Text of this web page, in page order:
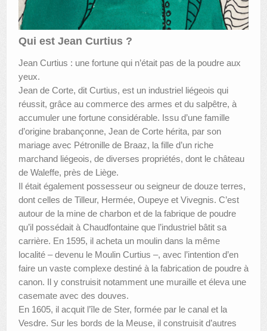
Qui est Jean Curtius ?
Jean Curtius : une fortune qui n’était pas de la poudre aux
yeux.
Jean de Corte, dit Curtius, est un industriel liégeois qui
réussit, grâce au commerce des armes et du salpêtre, à
accumuler une fortune considérable. Issu d’une famille
d’origine brabançonne, Jean de Corte hérita, par son
mariage avec Pétronille de Braaz, la fille d’un riche
marchand liégeois, de diverses propriétés, dont le château
de Waleffe, près de Liège.
Il était également possesseur ou seigneur de douze terres,
dont celles de Tilleur, Hermée, Oupeye et Vivegnis. C’est
autour de la mine de charbon et de la fabrique de poudre
qu’il possédait à Chaudfontaine que l’industriel bâtit sa
carrière. En 1595, il acheta un moulin dans la même
localité – devenu le Moulin Curtius –, avec l’intention d’en
faire un vaste complexe destiné à la fabrication de poudre à
canon. Il y construisit notamment une muraille et éleva une
casemate avec des douves.
En 1605, il acquit l’île de Ster, formée par le canal et la
Vesdre. Sur les bords de la Meuse, il construisit d’autres